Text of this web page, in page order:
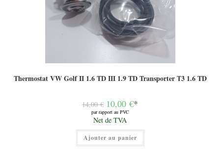
Thermostat VW Golf II 1.6 TD III 1.9 TD Transporter T3 1.6 TD
14,00€ Le
prix
initial
était :
14,00 €.
10,00 €*
par rapport au PVC
Le
prix
actuel
est :
10,00 €.
Net de TVA
Ajouter au panier